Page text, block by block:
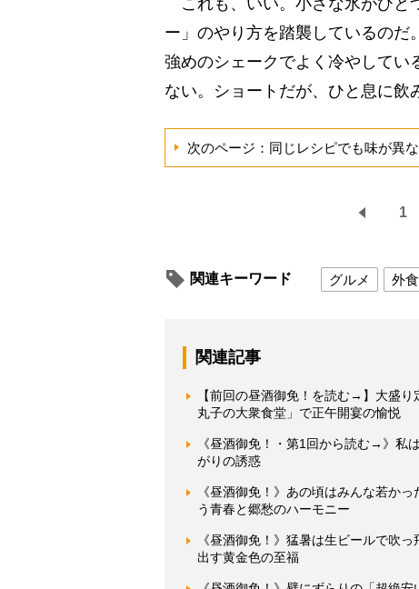
ー」のやり方を踏襲しているのだ
強めのシェークでよく冷やしてい
ない。ショートだが、ひと息に飲
次のページ：同じレシピでも味が異
1
関連キーワード グルメ 外食
関連記事
【前回の昼酒御免！を読む→】大盛
丸子の大衆食堂」で正午開宴の愉悦
《昼酒御免！・第1回から読む→》
がりの誘惑
《昼酒御免！》あの頃はみんな若か
う青春と郷愁のハーモニー
《昼酒御免！》猛暑は生ビールで吹
出す黄金色の至福